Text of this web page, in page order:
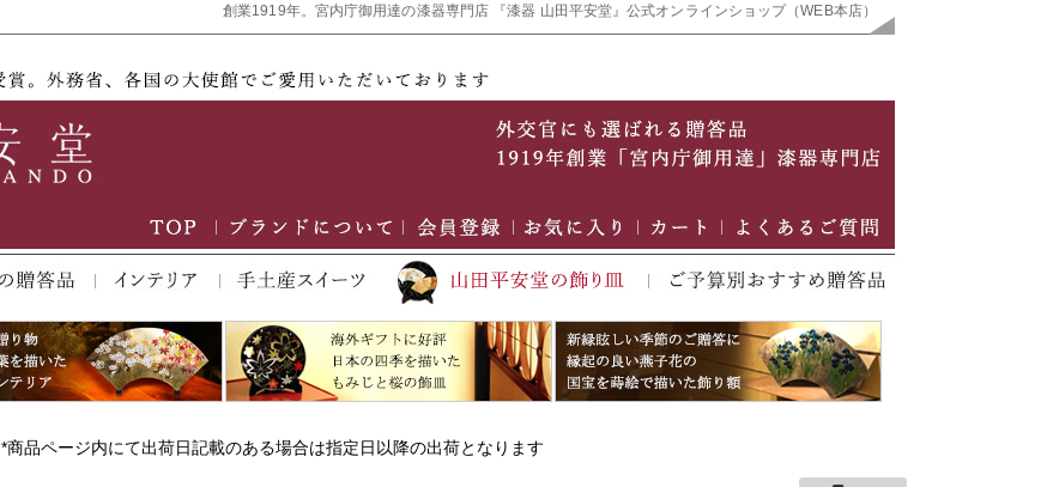
創業1919年。宮内庁御用達の漆器専門店 『漆器 山田平安堂』公式オンラインショップ（WEB本店）
*商品ページ内にて出荷日記載のある場合は指定日以降の出荷となります